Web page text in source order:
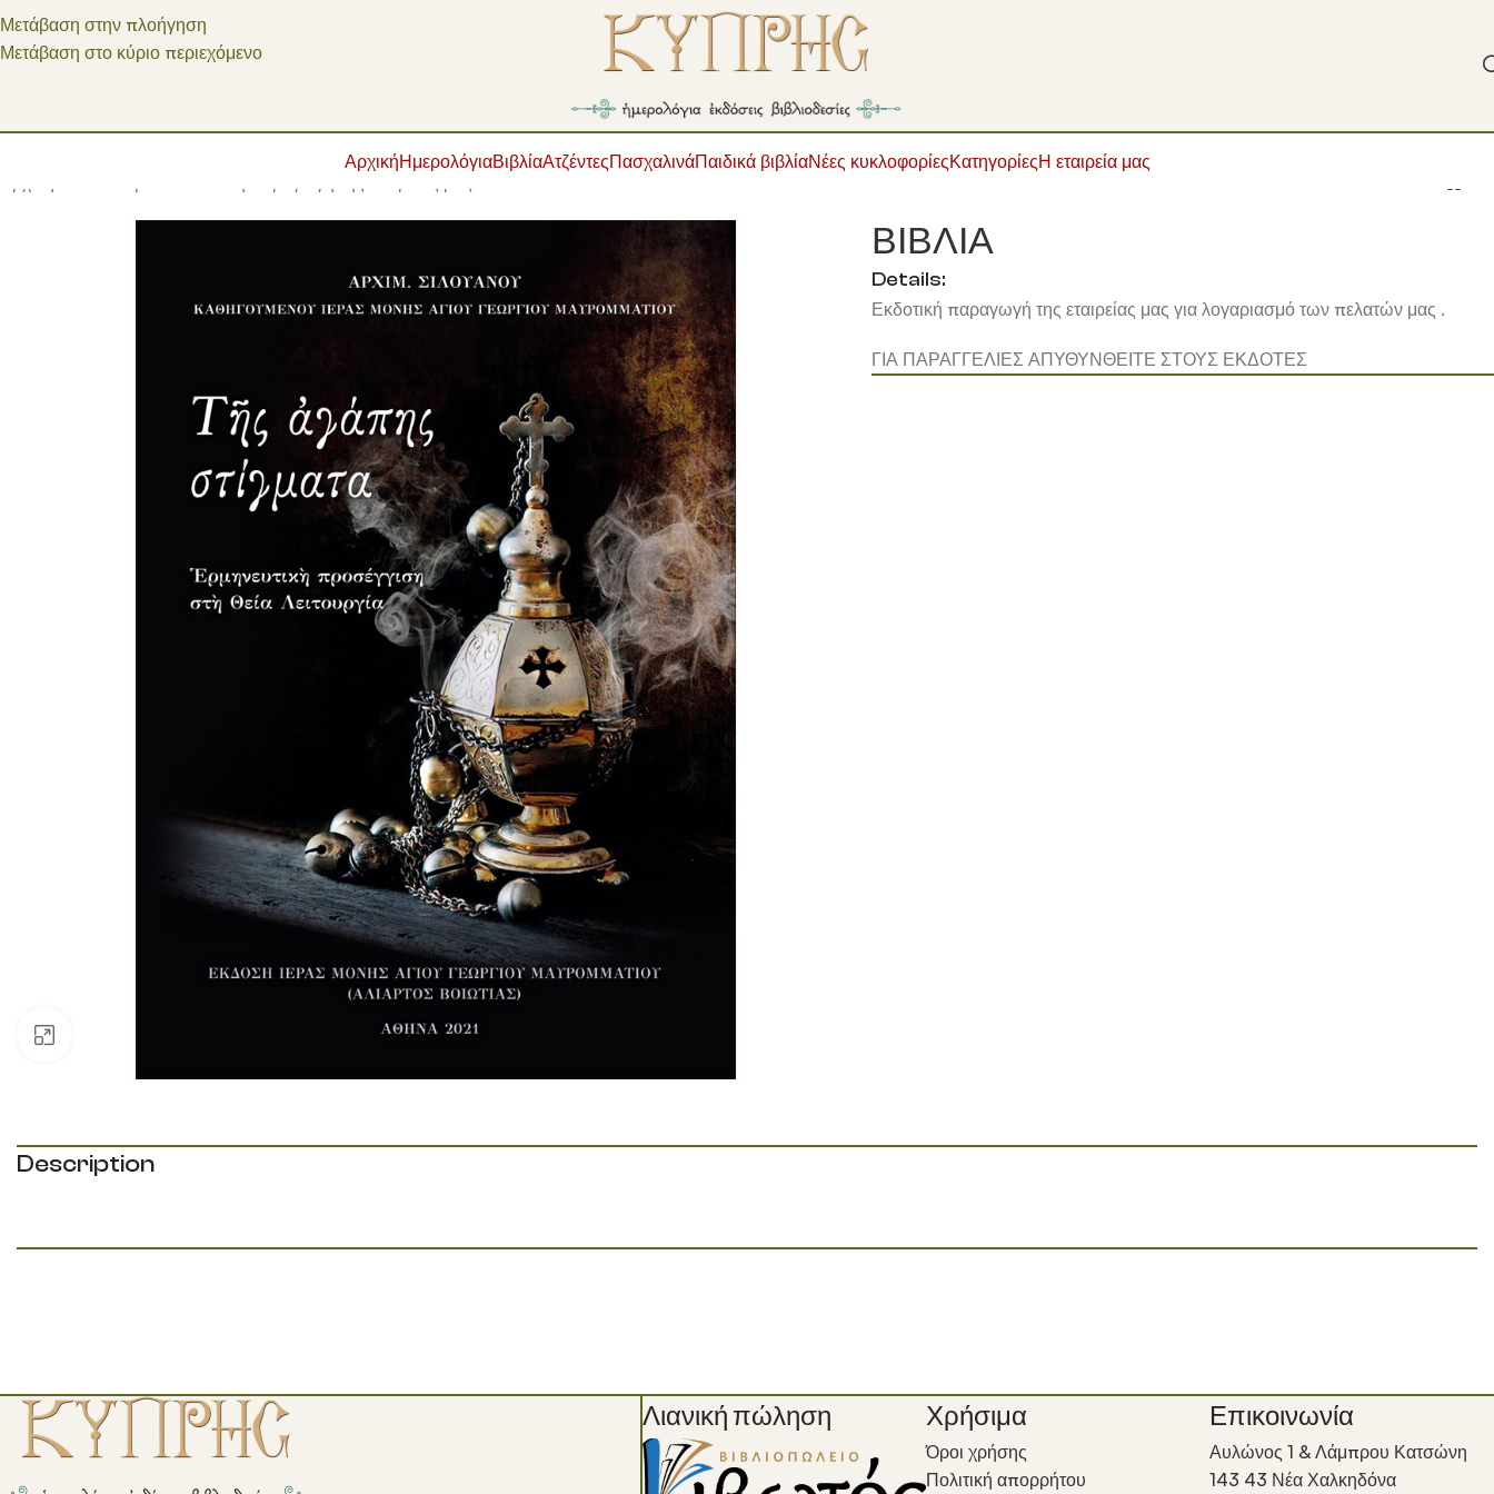
Μετάβαση στην πλοήγηση
Μετάβαση στο κύριο περιεχόμενο
ΑρχικήΗμερολόγιαΒιβλίαΑτζέντεςΠασχαλινάΠαιδικά βιβλίαΝέες κυκλοφορίεςΚατηγορίεςΗ εταιρεία μας
ΒΙΒΛΙΑ
Details:
Εκδοτική παραγωγή της εταιρείας μας για λογαριασμό των πελατών μας .
ΓΙΑ ΠΑΡΑΓΓΕΛΙΕΣ ΑΠΥΘΥΝΘΕΙΤΕ ΣΤΟΥΣ ΕΚΔΟΤΕΣ
Description
Λιανική πώληση Χρήσιμα
Όροι χρήσης
Πολιτική απορρήτου
Επικοινωνία
Αυλώνος 1 & Λάμπρου Κατσώνη
143 43 Νέα Χαλκηδόνα